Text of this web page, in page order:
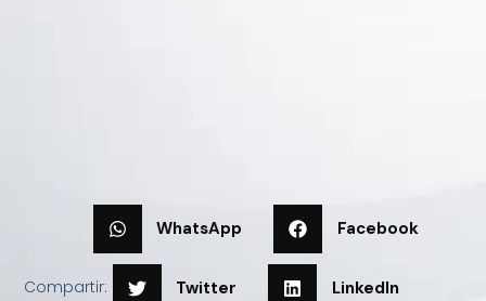
Compartir:
WhatsApp Facebook
Twitter LinkedIn